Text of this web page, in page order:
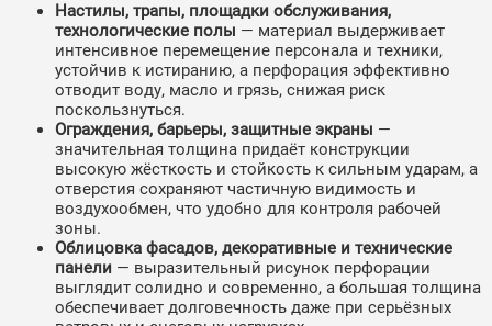
Настилы, трапы, площадки обслуживания,
технологические полы — материал выдерживает
интенсивное перемещение персонала и техники,
устойчив к истиранию, а перфорация эффективно
отводит воду, масло и грязь, снижая риск
поскользнуться.
Ограждения, барьеры, защитные экраны —
значительная толщина придаёт конструкции
высокую жёсткость и стойкость к сильным ударам, а
отверстия сохраняют частичную видимость и
воздухообмен, что удобно для контроля рабочей
зоны.
Облицовка фасадов, декоративные и технические
панели — выразительный рисунок перфорации
выглядит солидно и современно, а большая толщина
обеспечивает долговечность даже при серьёзных